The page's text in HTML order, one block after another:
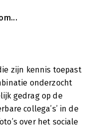
zijn kennis toepast
onderzocht
gedrag op de
collega’s’ in de
over het sociale